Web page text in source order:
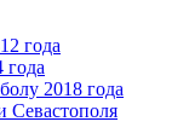
года
2018 года
Севастополя